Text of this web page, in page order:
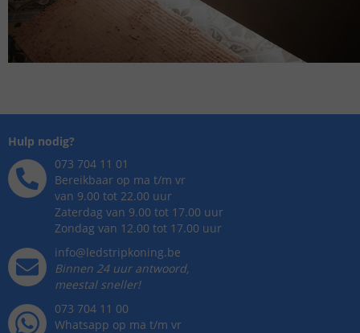
Hulp nodig?
073 704 11 01
Bereikbaar op ma t/m vr
van 9.00 tot 22.00 uur
Zaterdag van 9.00 tot 17.00 uur
Zondag van 12.00 tot 17.00 uur
info@ledstripkoning.be
Binnen 24 uur antwoord,
meestal sneller!
073 704 11 00
Whatsapp op ma t/m vr